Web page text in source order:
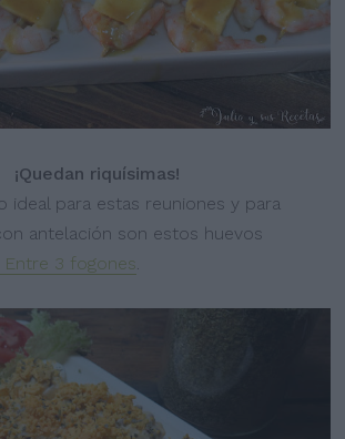
¡Quedan riquísimas!
ideal para estas reuniones y para
antelación son estos huevos
Entre 3 fogones